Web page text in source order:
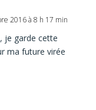
2016 à 8 h 17 min
je garde cette
ma future virée